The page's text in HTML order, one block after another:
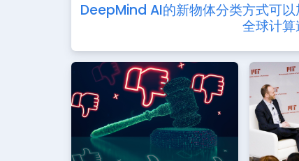
DeepMind AI的新物体分类方式可以
全球计算